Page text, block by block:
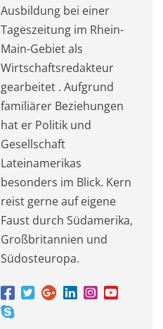
Ausbildung bei einer
Tageszeitung im Rhein-
Main-Gebiet als
Wirtschaftsredakteur
gearbeitet . Aufgrund
familiärer Beziehungen
hat er Politik und
Gesellschaft
Lateinamerikas
besonders im Blick. Kern
reist gerne auf eigene
Faust durch Südamerika,
Großbritannien und
Südosteuropa.